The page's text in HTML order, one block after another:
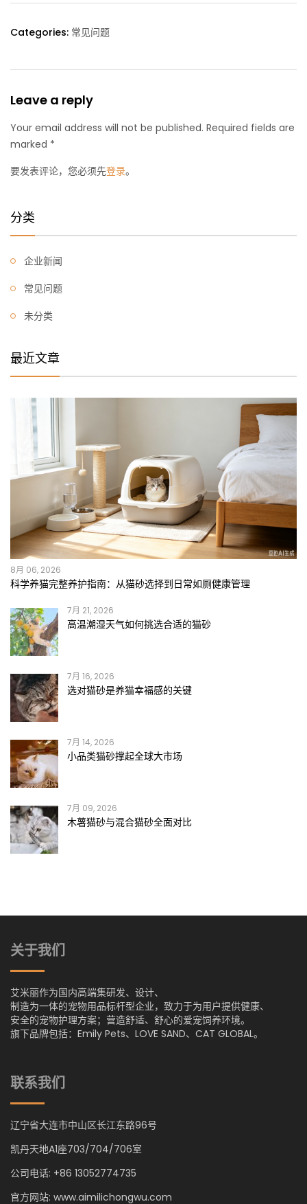
Categories: 常见问题
Leave a reply
Your email address will not be published. Required fields are
marked *
要发表评论，您必须先登录。
分类
企业新闻
常见问题
未分类
最近文章
8月 06, 2026
科学养猫完整养护指南：从猫砂选择到日常如厕健康管理
7月 21, 2026
高温潮湿天气如何挑选合适的猫砂
7月 16, 2026
选对猫砂是养猫幸福感的关键
7月 14, 2026
小品类猫砂撑起全球大市场
7月 09, 2026
木薯猫砂与混合猫砂全面对比
关于我们
艾米丽作为国内高端集研发、设计、
制造为一体的宠物用品标杆型企业，致力于为用户提供健康、
安全的宠物护理方案；营造舒适、舒心的爱宠饲养环境。
旗下品牌包括：Emily Pets、LOVE SAND、CAT GLOBAL。
联系我们
辽宁省大连市中山区长江东路96号
凯丹天地A1座703/704/706室
公司电话: +86 13052774735
官方网站: www.aimilichongwu.com